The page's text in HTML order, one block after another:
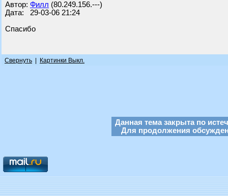
Автор: Филл (80.249.156.---)
Дата: 29-03-06 21:24
Спасибо
Свернуть Картинки Выкл.
Данная тема закрыта по
Для продолжения